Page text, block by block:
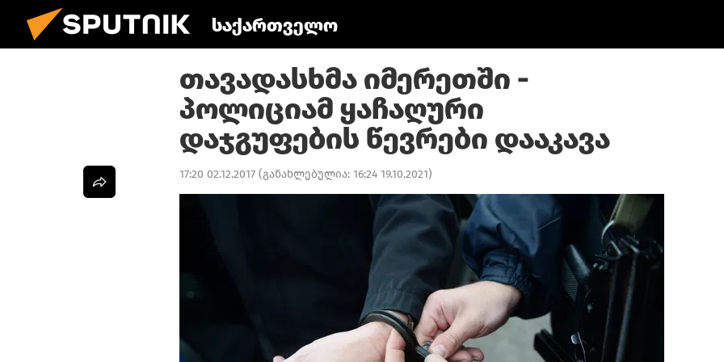
საქართველო
თავადასხმა იმერეთში -
პოლიციამ ყაჩაღური
დაჯგუფების წევრები დააკავა
17:20 02.12.2017 (განახლებულია: 16:24 19.10.2021)